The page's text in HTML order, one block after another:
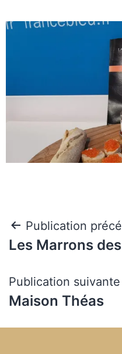
Publication
Les Marrons
Publication suivante
Maison Théas